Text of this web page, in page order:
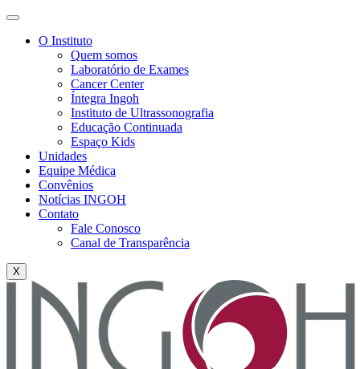
O Instituto
Quem somos
Laboratório de Exames
Cancer Center
Íntegra Ingoh
Instituto de Ultrassonografia
Educação Continuada
Espaço Kids
Unidades
Equipe Médica
Convênios
Notícias INGOH
Contato
Fale Conosco
Canal de Transparência
X